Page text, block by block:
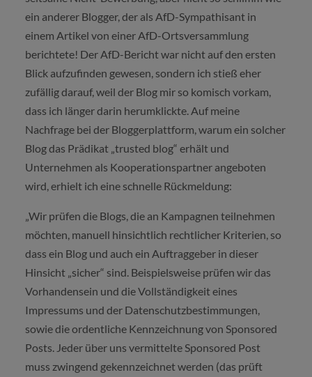
ein anderer Blogger, der als AfD-Sympathisant in
einem Artikel von einer AfD-Ortsversammlung
berichtete! Der AfD-Bericht war nicht auf den ersten
Blick aufzufinden gewesen, sondern ich stieß eher
zufällig darauf, weil der Blog mir so komisch vorkam,
dass ich länger darin herumklickte. Auf meine
Nachfrage bei der Bloggerplattform, warum ein solcher
Blog das Prädikat „trusted blog“ erhält und
Unternehmen als Kooperationspartner angeboten
wird, erhielt ich eine schnelle Rückmeldung:
„Wir prüfen die Blogs, die an Kampagnen teilnehmen
möchten, manuell hinsichtlich rechtlicher Kriterien, so
dass ein Blog und auch ein Auftraggeber in dieser
Hinsicht „sicher“ sind. Beispielsweise prüfen wir das
Vorhandensein und die Vollständigkeit eines
Impressums und der Datenschutzbestimmungen,
sowie die ordentliche Kennzeichnung von Sponsored
Posts. Jeder über uns vermittelte Sponsored Post
muss zwingend gekennzeichnet werden (das prüft